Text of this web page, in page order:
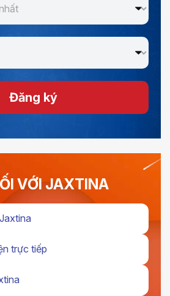
Đăng ký
VỚI JAXTINA
trực tiếp